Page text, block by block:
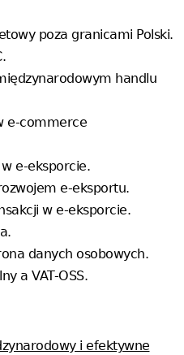
poza granicami Polski.
handlu
e-commerce
e-eksporcie.
e-eksportu.
w e-eksporcie.
danych osobowych.
a VAT-OSS.
i efektywne